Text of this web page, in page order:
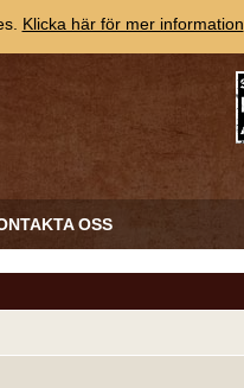
OSS
Klicka här för mer information